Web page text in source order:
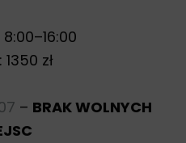
8:00–16:00
: 1350 zł
– BRAK WOLNYCH